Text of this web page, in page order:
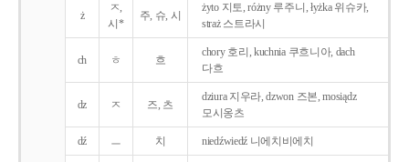
ż
ㅈ,
시*
주, 슈, 시
żyto 지토, różny 루주니, łyżka 위슈카,
straż 스트라시
ch ㅎ 흐
chory 호리, kuchnia 쿠흐니아, dach
다흐
dz ㅈ 즈, 츠
dziura 지우라, dzwon 즈본, mosiądz
모시옹츠
dź ㅡ 치 niedźwiedź 니에치비에치